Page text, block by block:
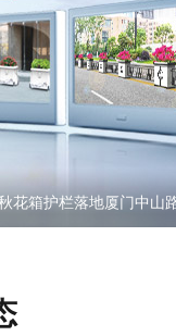
花箱护栏落地厦门中山